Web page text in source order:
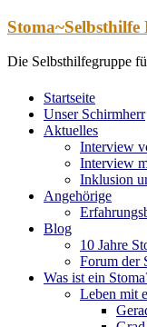
Zum
springen
Stoma~Selbsthilfe
Die Selbsthilfegruppe
Startseite
Unser Schirmherr
Aktuelles
Interview
Interview
Inklusion
Angehörige
Blog
10 Jahre
Forum der
Was ist ein
Leben mit